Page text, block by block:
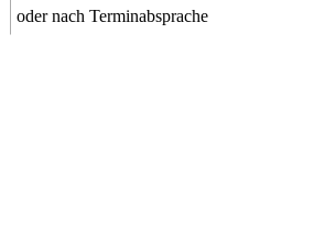
oder nach Terminabsprache